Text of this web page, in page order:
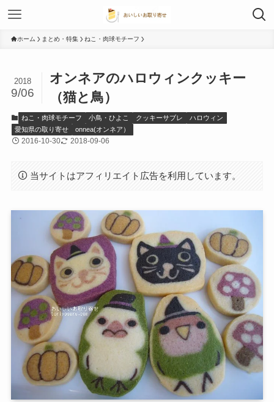
ホーム まとめ・特集 ねこ・肉球モチーフ
オンネアのハロウィンクッキー
（猫と鳥）
2018
9/06
ねこ・肉球モチーフ 小鳥・ひよこ クッキーサブレ
ハロウィン
愛知県の取り寄せ
onnea(オンネア）
2016-10-30 2018-09-06
当サイトはアフィリエイト広告を利用しています。